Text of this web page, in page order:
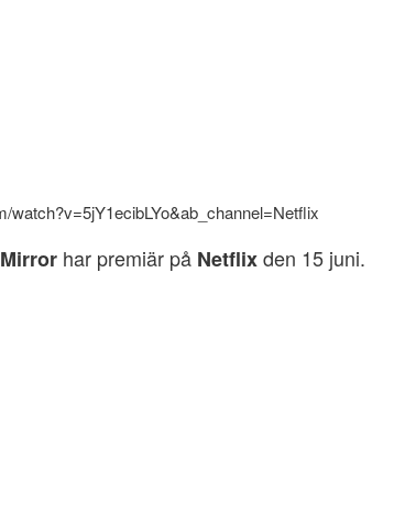
watch?v=5jY1ecibLYo&ab_channel=Netflix
har premiär på Netflixden 15 juni.